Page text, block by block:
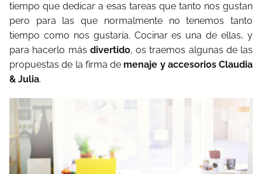
tiempo que dedicar a esas tareas que tanto nos gustan
pero para las que normalmente no tenemos tanto
tiempo como nos gustaría. Cocinar es una de ellas, y
para hacerlo más divertido, os traemos algunas de las
propuestas de la firma de menaje y accesorios Claudia
& Julia.